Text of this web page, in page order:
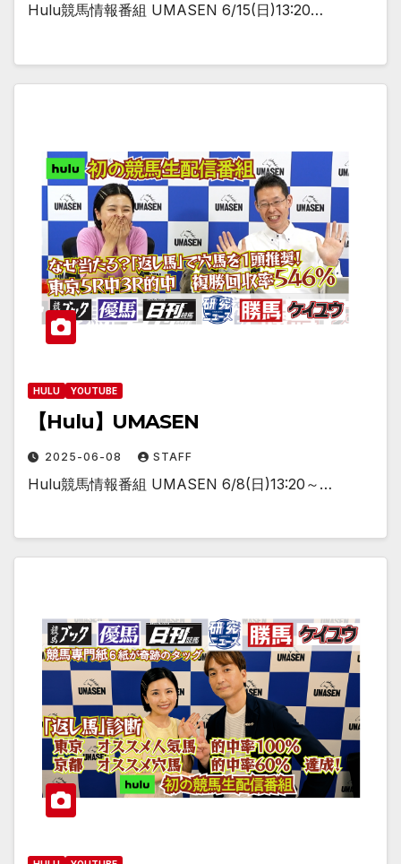
Hulu競馬情報番組 UMASEN 6/15(日)13:20…
HULU YOUTUBE
【Hulu】UMASEN
2025-06-08 STAFF
Hulu競馬情報番組 UMASEN 6/8(日)13:20～…